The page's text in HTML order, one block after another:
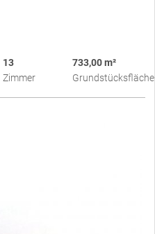
13
Zimmer
733,00 m²
Grundstücksfläche